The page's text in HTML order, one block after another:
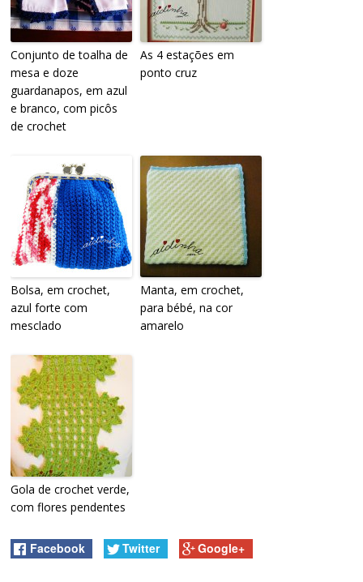
Conjunto de toalha de
mesa e doze
guardanapos, em azul
e branco, com picôs
de crochet
As 4 estações em
ponto cruz
Bolsa, em crochet,
azul forte com
mesclado
Manta, em crochet,
para bébé, na cor
amarelo
Gola de crochet verde,
com flores pendentes
Facebook Twitter Google+